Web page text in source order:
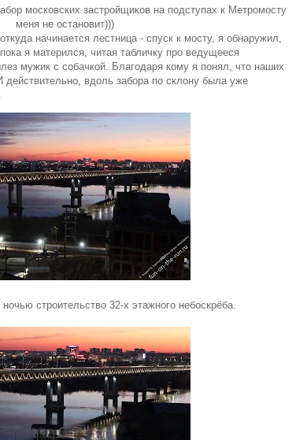
московских застройщиков на подступах к Метромосту
меня не остановит)))
начинается лестница - спуск к мосту, я обнаружил,
я матерился, читая табличку про ведущееся
мужик с собачкой. Благодаря кому я понял, что наших
вдоль забора по склону была уже
строительство 32-х этажного небоскрёба.